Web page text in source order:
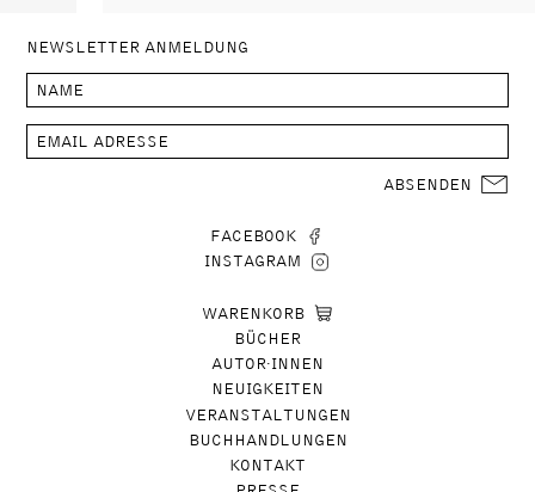
NEWSLETTER ANMELDUNG
ABSENDEN
FACEBOOK
INSTAGRAM
WARENKORB
BÜCHER
AUTOR∙INNEN
NEUIGKEITEN
VERANSTALTUNGEN
BUCHHANDLUNGEN
KONTAKT